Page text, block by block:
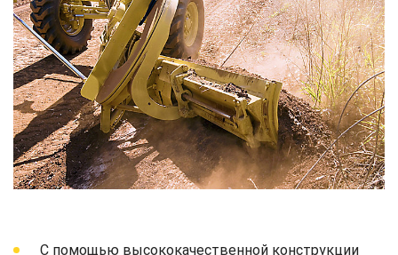
С помощью высококачественной конструкции